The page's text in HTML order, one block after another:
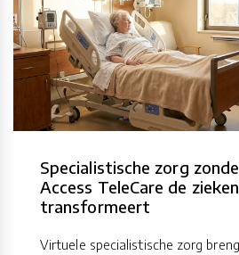
Specialistische zorg
Access TeleCare de
transformeert
Virtuele specialistische zorg